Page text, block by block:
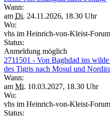
Wann:
am Di. 24.11.2026, 18.30 Uhr
Wo:
vhs im Heinrich-von-Kleist-Forum
Status:
Anmeldung möglich
2711501 - Von Baghdad ins
des Tigris nach Mosul und
Wann:
am Mi. 10.03.2027, 18.30 Uhr
Wo:
vhs im Heinrich-von-Kleist-Forum
Status: